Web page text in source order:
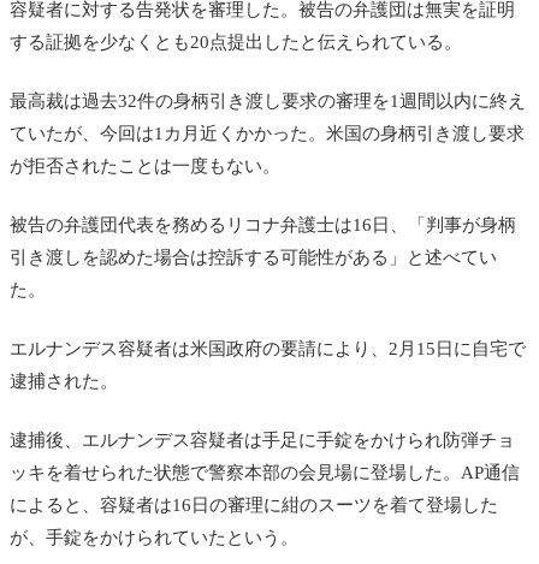
容疑者に対する告発状を審理した。被告の弁護団は無実を証明
する証拠を少なくとも20点提出したと伝えられている。
最高裁は過去32件の身柄引き渡し要求の審理を1週間以内に終え
ていたが、今回は1カ月近くかかった。米国の身柄引き渡し要求
が拒否されたことは一度もない。
被告の弁護団代表を務めるリコナ弁護士は16日、「判事が身柄
引き渡しを認めた場合は控訴する可能性がある」と述べてい
た。
エルナンデス容疑者は米国政府の要請により、2月15日に自宅で
逮捕された。
逮捕後、エルナンデス容疑者は手足に手錠をかけられ防弾チョ
ッキを着せられた状態で警察本部の会見場に登場した。AP通信
によると、容疑者は16日の審理に紺のスーツを着て登場した
が、手錠をかけられていたという。